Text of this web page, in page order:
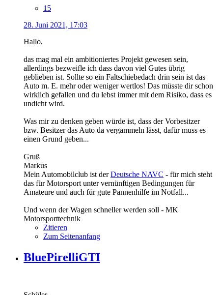
15
28. Juni 2021, 17:03
Hallo,
das mag mal ein ambitioniertes Projekt gewesen sein,
allerdings bezweifle ich dass davon viel Gutes übrig
geblieben ist. Sollte so ein Faltschiebedach drin sein ist das
Auto m. E. mehr oder weniger wertlos! Das müsste dir schon
wirklich gefallen und du lebst immer mit dem Risiko, dass es
undicht wird.
Was mir zu denken geben würde ist, dass der Vorbesitzer
bzw. Besitzer das Auto da vergammeln lässt, dafür muss es
einen Grund geben...
Gruß
Markus
Mein Automobilclub ist derDeutsche NAVC - für mich steht
das für Motorsport unter vernünftigen Bedingungen für
Amateure und auch für gute Pannenhilfe im Notfall...
Und wenn der Wagen schneller werden soll - MK
Motorsporttechnik
Zitieren
Zum Seitenanfang
BluePirelliGTI